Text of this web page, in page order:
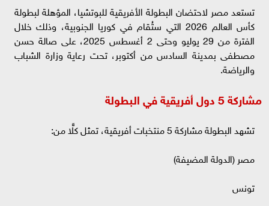
تستعد مصر لاحتضان البطولة الأفريقية للبوتشيا، المؤهلة لبطولة
كأس العالم 2026 التي ستُقام في كوريا الجنوبية، وذلك خلال
الفترة من 29 يوليو وحتى 2 أغسطس 2025، على صالة حسن
مصطفى بمدينة السادس من أكتوبر، تحت رعاية وزارة الشباب
والرياضة.
مشاركة 5 دول أفريقية في البطولة
تشهد البطولة مشاركة 5 منتخبات أفريقية، تمثل كلًّا من:
مصر (الدولة المضيفة)
تونس